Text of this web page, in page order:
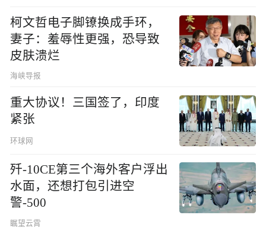
柯文哲电子脚镣换成手环，
妻子：羞辱性更强，恐导致
皮肤溃烂
海峡导报
重大协议！三国签了，印度
紧张
环球网
歼-10CE第三个海外客户浮出
水面，还想打包引进空
警-500
瞩望云霄